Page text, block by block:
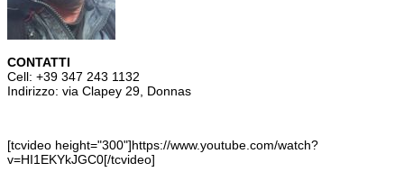
CONTATTI
Cell: +39 347 243 1132
Indirizzo: via Clapey 29, Donnas
[tcvideo height="300"]https://www.youtube.com/watch?
v=HI1EKYkJGC0[/tcvideo]